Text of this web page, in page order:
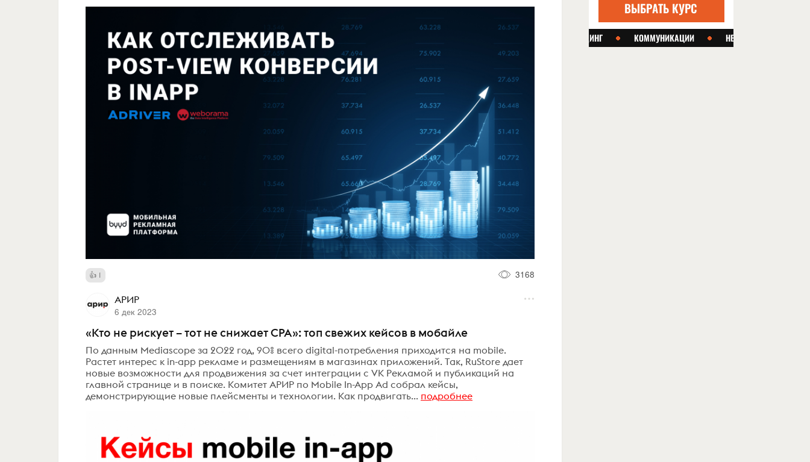
1 3168
АРИР
6 дек 2023
«Кто не рискует – тот не снижает CPA»: топ свежих кейсов в мобайле
По данным Mediascope за 2022 год, 90% всего digital-потребления приходится на mobile.
Растет интерес к in-app рекламе и размещениям в магазинах приложений. Так, RuStore дает
новые возможности для продвижения за счет интеграции с VK Рекламой и публикаций на
главной странице и в поиске. Комитет АРИР по Mobile In-App Ad собрал кейсы,
демонстрирующие новые плейсменты и технологии. Как продвигать... подробнее